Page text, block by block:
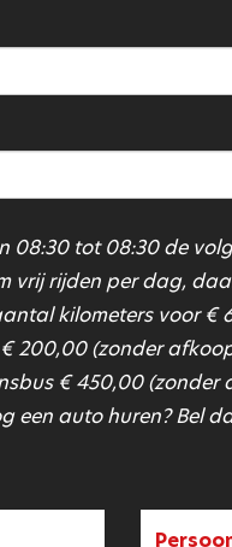
08:30 tot 08:30 de
vrij rijden per dag,
kilometers voor €
200,00 (zonder
€ 450,00 (zonder
een auto huren? Bel